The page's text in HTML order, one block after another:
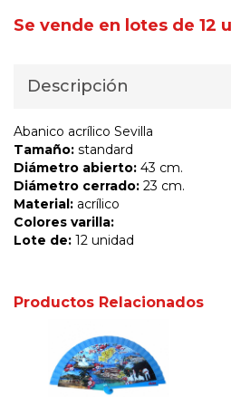
Se vende en lotes de 12
Descripción
Abanico acrílico Sevilla
Tamaño: standard
Diámetro abierto: 43 cm.
Diámetro cerrado: 23 cm.
Material: acrílico
Colores varilla:
Lote de: 12 unidad
Productos Relacionados